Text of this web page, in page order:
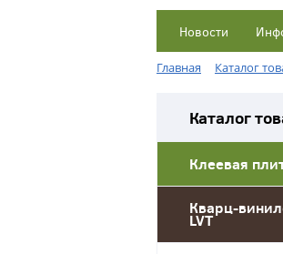
Новости
Главная Каталог
Каталог
Клеевая
Кварц-
LVT